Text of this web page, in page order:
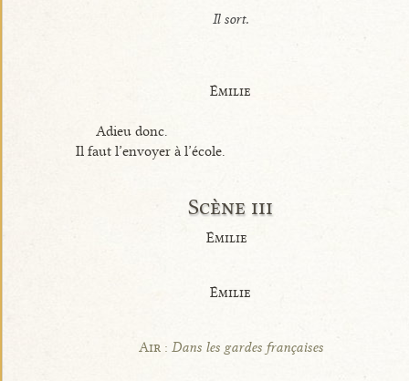
Il sort.
Émilie
Adieu donc.
Il faut l’envoyer à l’école.
Scène iii
Émilie
Émilie
Air : Dans les gardes françaises